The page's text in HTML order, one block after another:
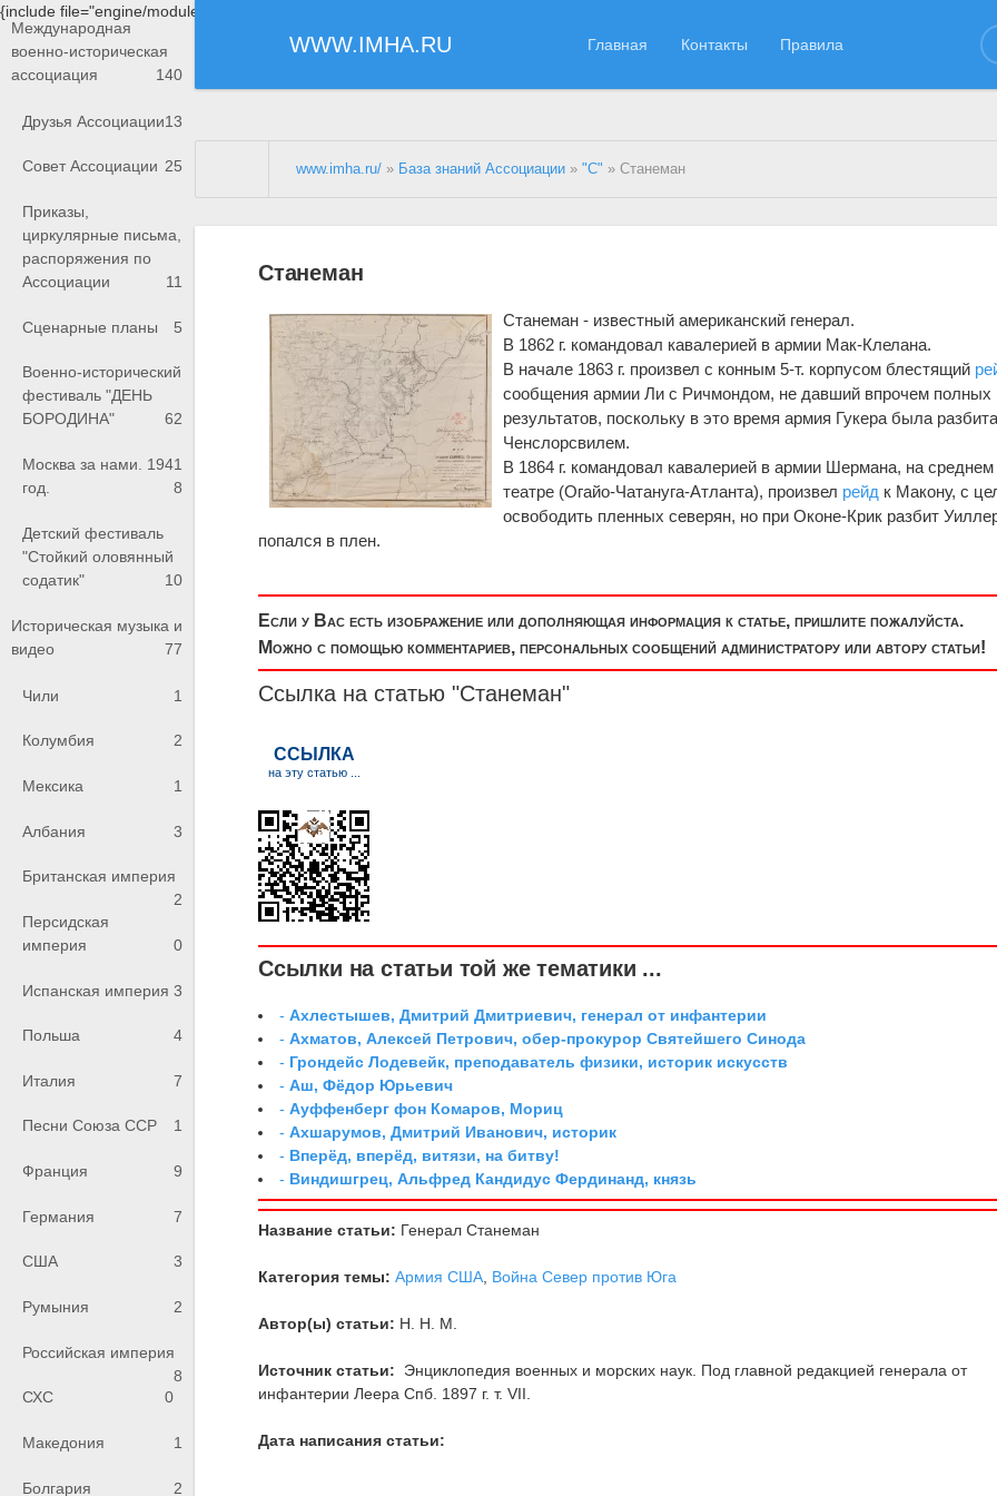
{include file="engine/modules/saperu/head.php"}
WWW.IMHA.RU Главная Контакты Правила
Международная
военно-историческая
ассоциация
140
Друзья Ассоциации13
Совет Ассоциации 25
Приказы,
циркулярные письма,
распоряжения по
Ассоциации
11
Сценарные планы 5
Военно-исторический
фестиваль "ДЕНЬ
БОРОДИНА"
62
Москва за нами. 1941
год.
8
Детский фестиваль
"Стойкий оловянный
содатик"
10
Историческая музыка и
видео
77
Чили 1
Колумбия 2
Мексика 1
Албания 3
Британская империя
2
Персидская
империя
0
Испанская империя 3
Польша 4
Италия 7
Песни Союза ССР 1
Франция 9
Германия 7
США 3
Румыния 2
Российская империя
8
СХС
0
Македония 1
Болгария 2
www.imha.ru/ » База знаний Ассоциации »"С" » Станеман
Станеман
Станеман - известный американский генерал.
В 1862 г. командовал кавалерией в армии Мак-Клелана.
В начале 1863 г. произвел с конным 5-т. корпусом блестящий
сообщения армии Ли с Ричмондом, не давший впрочем полных
результатов, поскольку в это время армия Гукера была
Ченслорсвилем.
В 1864 г. командовал кавалерией в армии Шермана, на среднем
театре (Огайо-Чатануга-Атланта), произвел рейд к Макону, с
освободить пленных северян, но при Оконе-Крик разбит
попался в плен.
Если у Вас есть изображение или дополняющая информация к статье, пришлите пожалуйста.
Можно с помощью комментариев, персональных сообщений администратору или автору статьи!
Ссылка на статью "Станеман"
Ссылки на статьи той же тематики ...
-Ахлестышев, Дмитрий Дмитриевич, генерал от инфантерии
-Ахматов, Алексей Петрович, обер-прокурор Святейшего Синода
- Грондейс Лодевейк, преподаватель физики, историк искусств
-Аш, Фёдор Юрьевич
-Ауффенберг фон Комаров, Мориц
-Ахшарумов, Дмитрий Иванович, историк
- Вперёд, вперёд, витязи, на битву!
- Виндишгрец, Альфред Кандидус Фердинанд, князь
Название статьи: Генерал Станеман
Категория темы: Армия США Война Север против Юга
Автор(ы) статьи: Н. Н. М.
Источник статьи:
Энциклопедия военных и морских наук. Под главной редакцией генерала от
инфантерии Леера Спб. 1897 г. т. VII.
Дата написания статьи: